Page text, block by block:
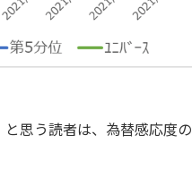
思う読者は、為替感応度の